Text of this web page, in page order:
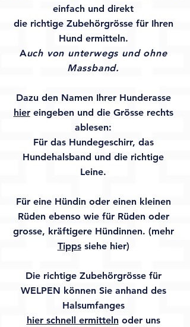
einfach und direkt
die richtige Zubehörgrösse für Ihren
Hund ermitteln.
Auch von unterwegs und ohne
Massband.
Dazu den Namen Ihrer Hunderasse
hiereingeben und die Grösse rechts
ablesen:
Für das Hundegeschirr, das
Hundehalsband und die richtige
Leine.
Für eine Hündin oder einen kleinen
Rüden ebenso wie für Rüden oder
grosse, kräftigere Hündinnen. (mehr
Tippssiehe hier)
Die richtige Zubehörgrösse für
WELPEN können Sie anhand des
Halsumfanges
hier schnell ermitteln oder uns